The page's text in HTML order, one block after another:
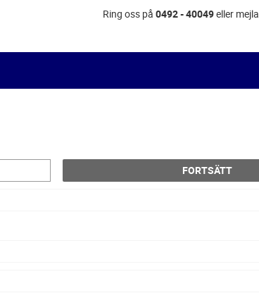
Ring oss på 0492 - 40049eller mejla
FORTSÄTT